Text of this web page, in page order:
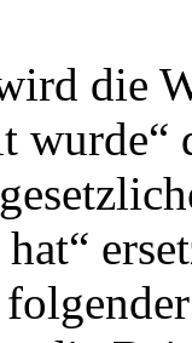
die
wurde“